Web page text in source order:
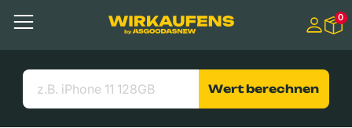
Menü
Suchen
Nützliche Links
0
Wert berechnen